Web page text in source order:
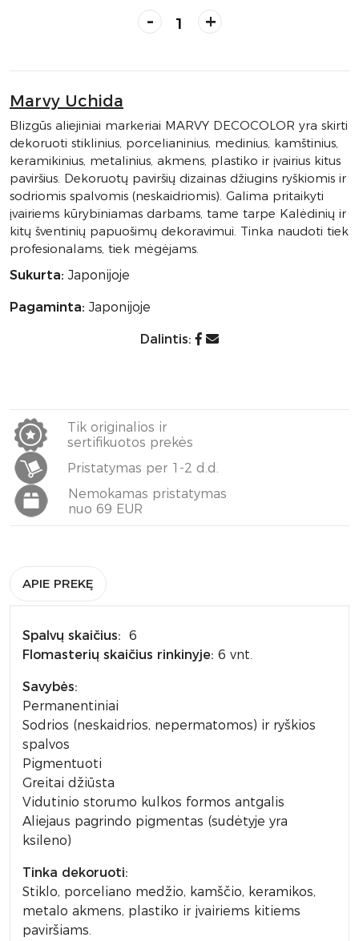
- +
Marvy Uchida
Blizgūs aliejiniai markeriai MARVY DECOCOLOR yra skirti
dekoruoti stiklinius, porcelianinius, medinius, kamštinius,
keramikinius, metalinius, akmens, plastiko ir įvairius kitus
paviršius. Dekoruotų paviršių dizainas džiugins ryškiomis ir
sodriomis spalvomis (neskaidriomis). Galima pritaikyti
įvairiems kūrybiniamas darbams, tame tarpe Kalėdinių ir
kitų šventinių papuošimų dekoravimui. Tinka naudoti tiek
profesionalams, tiek mėgėjams.
Sukurta: Japonijoje
Pagaminta: Japonijoje
Dalintis:
Tik originalios ir
sertifikuotos prekės
Pristatymas per 1-2 d.d.
Nemokamas pristatymas
nuo 69 EUR
APIE PREKĘ
Spalvų skaičius: 6
Flomasterių skaičius rinkinyje: 6 vnt.
Savybės:
Permanentiniai
Sodrios (neskaidrios, nepermatomos) ir ryškios
spalvos
Pigmentuoti
Greitai džiūsta
Vidutinio storumo kulkos formos antgalis
Aliejaus pagrindo pigmentas (sudėtyje yra
ksileno)
Tinka dekoruoti:
Stiklo, porceliano medžio, kamščio, keramikos,
metalo akmens, plastiko ir įvairiems kitiems
paviršiams.